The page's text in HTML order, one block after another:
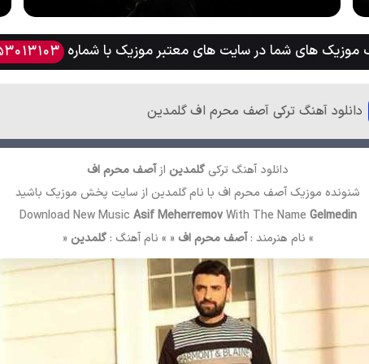
های شما در سایت های معتبر موزیک با شماره
دانلود آهنگ ترکی آصف محرم اف گلمدین
دانلود آهنگ ترکی گلمدینازآصف محرم اف
شنونده موزیک آصف محرم اف با نام گلمدین از سایت پخش موزیک باشید
Download New Music Asif MeherremovWith The Name Gelmedin
» نام هنرمند :آصف محرم اف « » نام آهنگ :گلمدین «